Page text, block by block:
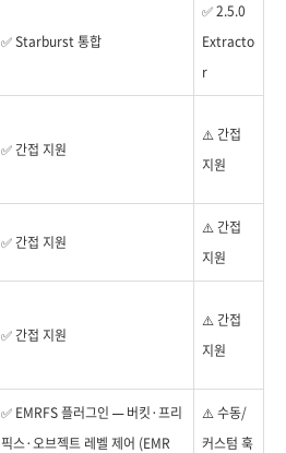
✅ Starburst 통합
✅ 2.5.0
Extracto
r
✅ 간접 지원
⚠️ 간접
지원
✅ 간접 지원
⚠️ 간접
지원
✅ 간접 지원
⚠️ 간접
지원
✅ EMRFS 플러그인 — 버킷·프리
픽스·오브젝트 레벨 제어 (EMR
⚠️ 수동/
커스텀 훅